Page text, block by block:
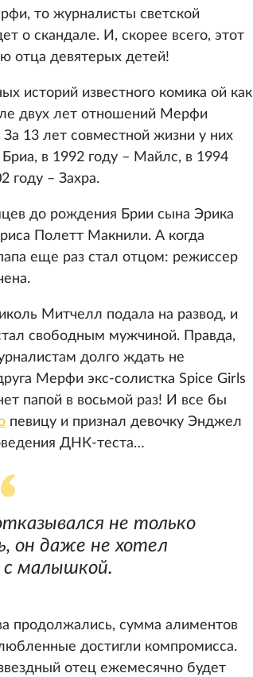
то журналисты светской
о скандале. И, скорее всего, этот
отца девятерых детей!
историй известного комика ой как
двух лет отношений Мерфи
13 лет совместной жизни у них
в 1992 году – Майлс, в 1994
году – Захра.
до рождения Брии сына Эрика
Полетт Макнили. А когда
еще раз стал отцом: режиссер
Митчелл подала на развод, и
свободным мужчиной. Правда,
долго ждать не
Мерфи экс-солистка Spice Girls
папой в восьмой раз! И все бы
певицу и признал девочку Энджел
ДНК-теста…
не только
он даже не хотел
с малышкой.
продолжались, сумма алиментов
достигли компромисса.
отец ежемесячно будет